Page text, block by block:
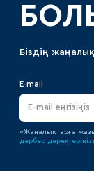
Біздің
E-mail
«Жаңалықтарға
дербес